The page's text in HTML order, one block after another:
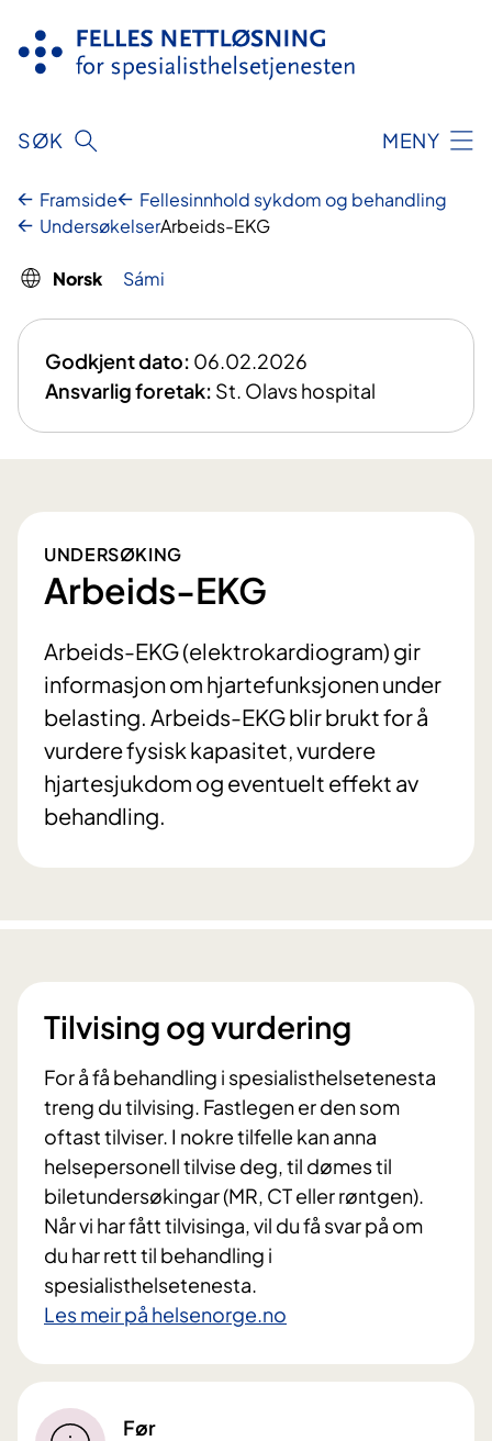
innhald
SØK MENY
Framside
Fellesinnhold sykdom og behandling
UndersøkelserArbeids-EKG
Norsk Sámi
Godkjent dato: 06.02.2026
Ansvarlig foretak: St. Olavs hospital
UNDERSØKING
Arbeids-EKG
Arbeids-EKG (elektrokardiogram) gir
informasjon om hjartefunksjonen under
belasting. Arbeids-EKG blir brukt for å
vurdere fysisk kapasitet, vurdere
hjartesjukdom og eventuelt effekt av
behandling.
Tilvising og vurdering
For å få behandling i spesialisthelsetenesta
treng du tilvising. Fastlegen er den som
oftast tilviser. I nokre tilfelle kan anna
helsepersonell tilvise deg, til dømes til
biletundersøkingar (MR, CT eller røntgen).
Når vi har fått tilvisinga, vil du få svar på om
du har rett til behandling i
spesialisthelsetenesta.
Les meir på helsenorge.no
Før